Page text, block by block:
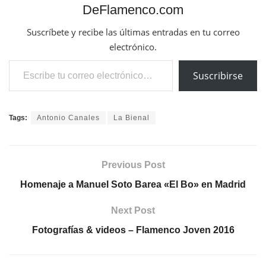
DeFlamenco.com
Suscríbete y recibe las últimas entradas en tu correo
electrónico.
Escribe tu correo electrónico…
Suscribirse
Tags: Antonio Canales La Bienal
Previous Post
Homenaje a Manuel Soto Barea «El Bo» en Madrid
Next Post
Fotografías & videos – Flamenco Joven 2016